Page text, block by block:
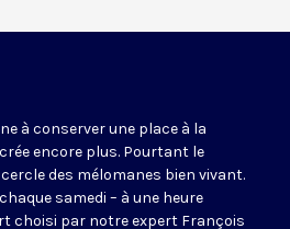
à conserver une place à la
encore plus. Pourtant le
des mélomanes bien vivant.
samedi – à une heure
choisi par notre expert François